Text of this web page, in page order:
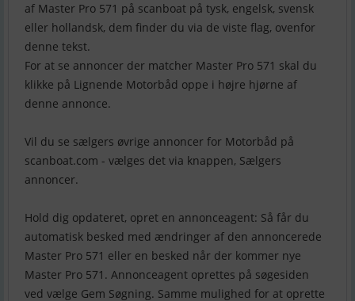
af Master Pro 571 på scanboat på tysk, engelsk, svensk
eller hollandsk, dem finder du via de viste flag, ovenfor
denne tekst.
For at se annoncer der matcher Master Pro 571 skal du
klikke på Lignende Motorbåd oppe i højre hjørne af
denne annonce.
Vil du se sælgers øvrige annoncer for Motorbåd på
scanboat.com - vælges det via knappen, Sælgers
annoncer.
Hold dig opdateret, opret en annonceagent: Så får du
automatisk besked med ændringer af den annoncerede
Master Pro 571 eller en besked når der kommer nye
Master Pro 571. Annonceagent oprettes på søgesiden
ved vælge Gem Søgning. Samme mulighed for at oprette